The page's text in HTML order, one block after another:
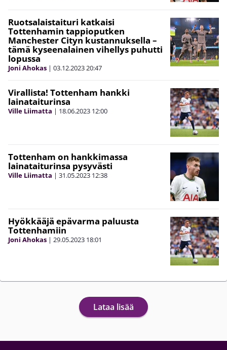
Ruotsalaistaituri katkaisi
Tottenhamin tappioputken
Manchester Cityn kustannuksella –
tämä kyseenalainen vihellys puhutti
lopussa
Joni Ahokas | 03.12.202320:47
Virallista! Tottenham hankki
lainataiturinsa
Ville Liimatta | 18.06.2023 12:00
Tottenham on hankkimassa
lainataiturinsa pysyvästi
Ville Liimatta | 31.05.2023 12:38
Hyökkääjä epävarma paluusta
Tottenhamiin
Joni Ahokas | 29.05.2023 18:01
Lataa lisää